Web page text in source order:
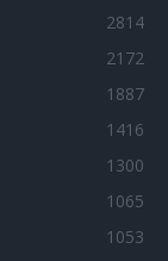
2814
2172
1887
1416
1300
1065
1053